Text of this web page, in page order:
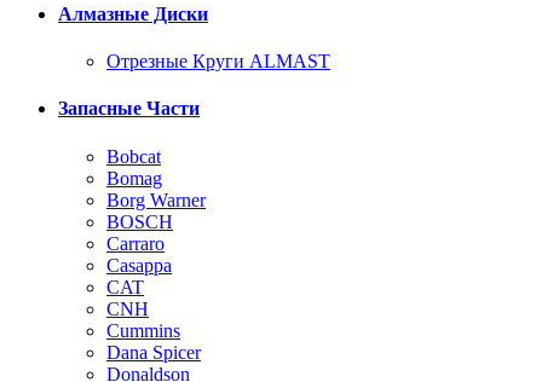
Алмазные Диски
Отрезные Круги ALMAST
Запасные Части
Bobcat
Bomag
Borg Warner
BOSCH
Carraro
Casappa
CAT
CNH
Cummins
Dana Spicer
Donaldson